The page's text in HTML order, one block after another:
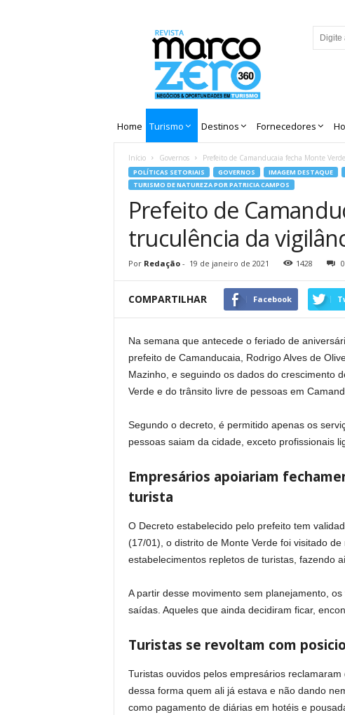
Home Turismo Destinos Fornecedores
Início Governos Prefeito de Camanducaia fecha Monte
POLÍTICAS SETORIAIS GOVERNOS IMAGEM DESTAQUE
TURISMO DE NATUREZA POR PATRICIA CAMPOS
Prefeito de
truculência da
Por Redação- 19 de janeiro de 2021 1428 0
COMPARTILHAR Facebook
Na semana que antecede o feriado de
prefeito de Camanducaia, Rodrigo Alves de
Mazinho, e seguindo os dados do crescimento
Verde e do trânsito livre de pessoas em
Segundo o decreto, é permitido apenas os
pessoas saiam da cidade, exceto profissionais
Empresários apoiariam
turista
O Decreto estabelecido pelo prefeito tem
(17/01), o distrito de Monte Verde foi visitado
estabelecimentos repletos de turistas, fazendo
A partir desse movimento sem planejamento,
saídas. Aqueles que ainda decidiram ficar,
Turistas se revoltam com
Turistas ouvidos pelos empresários
dessa forma quem ali já estava e não dando
como pagamento de diárias em hotéis e